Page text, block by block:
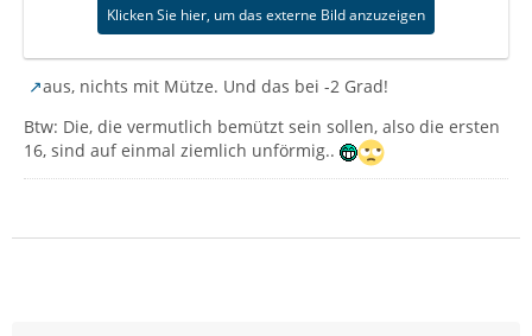
Klicken Sie hier, um das externe Bild anzuzeigen
aus, nichts mit Mütze. Und das bei -2 Grad!
Btw: Die, die vermutlich bemützt sein sollen, also die ersten
16, sind auf einmal ziemlich unförmig..